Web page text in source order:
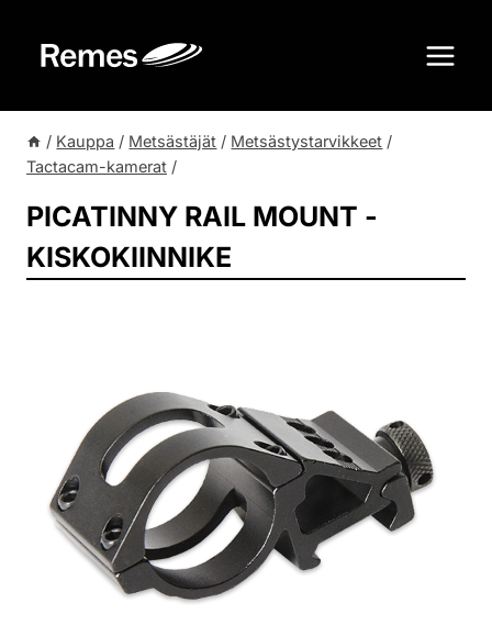
sisältöön
/ Kauppa / Metsästäjät / Metsästystarvikkeet /
Tactacam-kamerat /
PICATINNY RAIL MOUNT -
KISKOKIINNIKE